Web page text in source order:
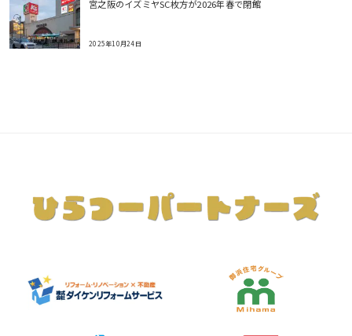
宮之阪のイズミヤSC枚方が2026年春で閉館
2025年10月24日